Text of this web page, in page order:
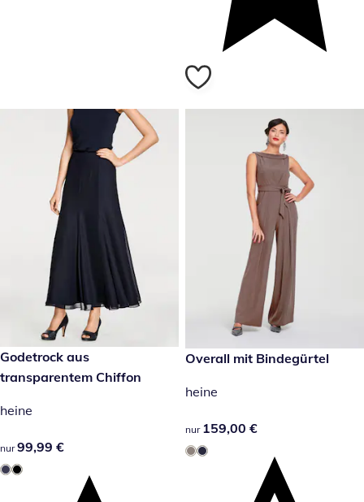
99,99 €
Godetrock aus
transparentem Chiffon
heine
99,99 €
nur 99,99 €
159,00 €
Overall mit Bindegürtel
heine
159,00 €
nur 159,00 €